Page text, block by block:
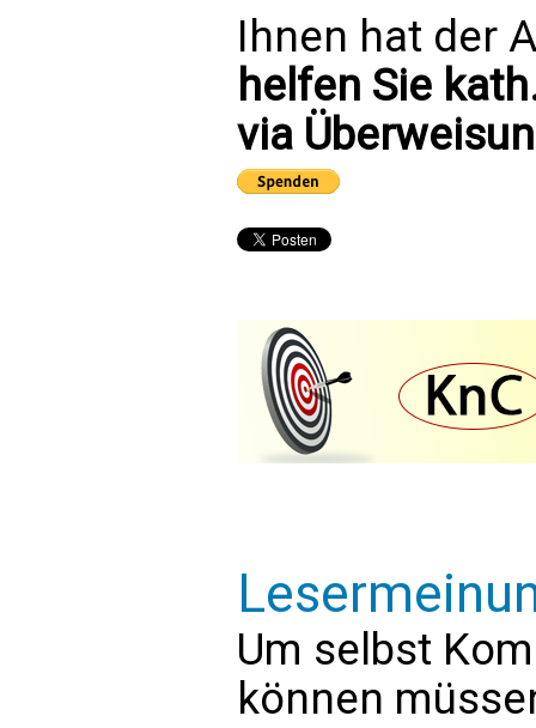
Ihnen hat der
helfen Sie
via
Um selbst
können